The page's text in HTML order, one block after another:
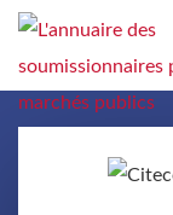
Aller
contenu
principal